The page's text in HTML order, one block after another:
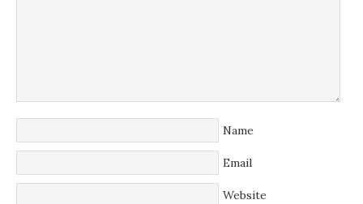
Name
Email
Website